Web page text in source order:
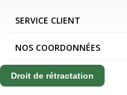
SERVICE CLIENT
NOS COORDONNÉES
Droit de rétractation